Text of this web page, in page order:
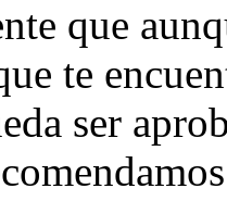
que
te
ser